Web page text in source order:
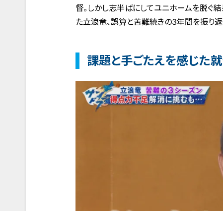
督。しかし志半ばにしてユニホームを脱ぐ
た立浪竜、誤算と苦難続きの3年間を振り返
課題と手ごたえを感じた